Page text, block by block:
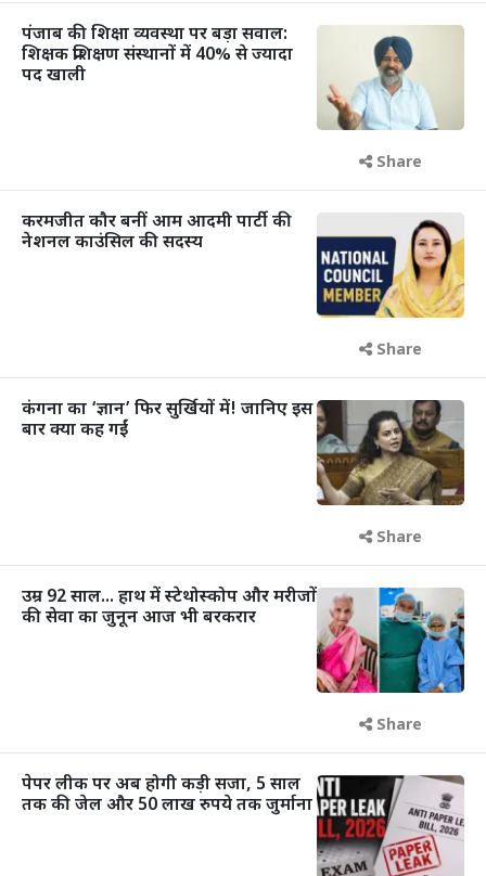
पंजाब की शिक्षा व्यवस्था पर बड़ा सवाल:
शिक्षक प्रशिक्षण संस्थानों में 40% से ज्यादा
पद खाली
Share
करमजीत कौर बनीं आम आदमी पार्टी की
नेशनल काउंसिल की सदस्य
Share
कंगना का ‘ज्ञान’ फिर सुर्खियों में! जानिए इस
बार क्या कह गईं
Share
उम्र 92 साल... हाथ में स्टेथोस्कोप और मरीजों
की सेवा का जुनून आज भी बरकरार
Share
पेपर लीक पर अब होगी कड़ी सजा, 5 साल
तक की जेल और 50 लाख रुपये तक जुर्माना